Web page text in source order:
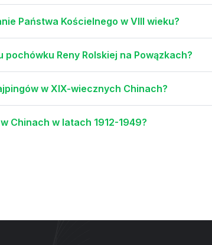
Państwa Kościelnego w VIII wieku?
Reny Rolskiej na Powązkach?
w XIX-wiecznych Chinach?
Chinach w latach 1912-1949?